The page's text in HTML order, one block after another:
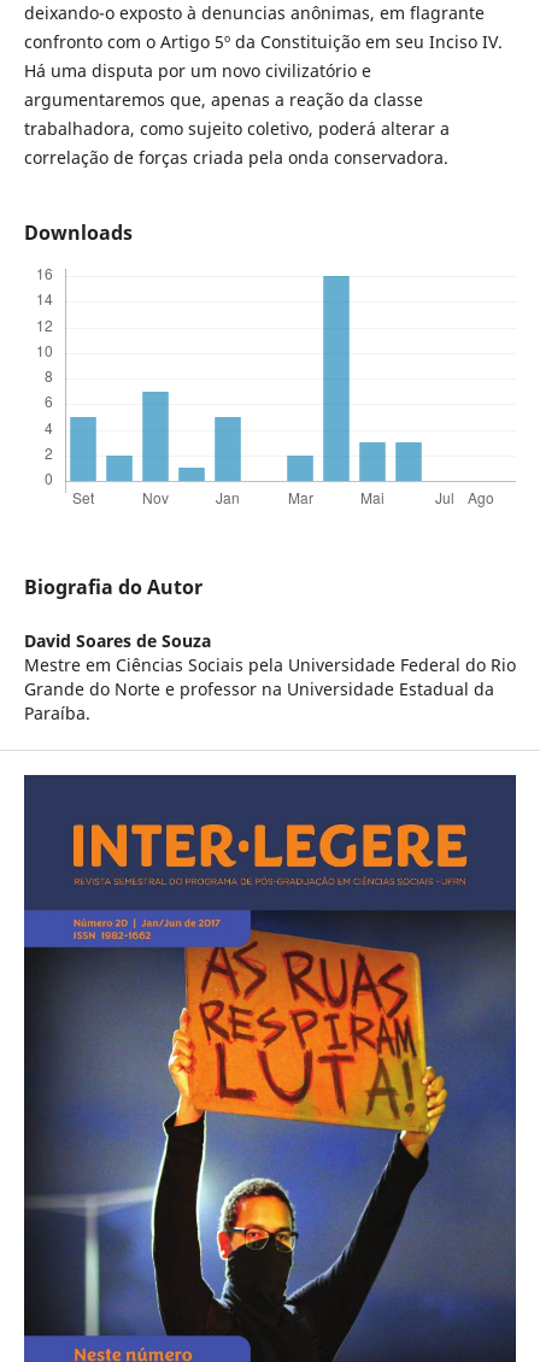
deixando-o exposto à denuncias anônimas, em flagrante
confronto com o Artigo 5º da Constituição em seu Inciso IV.
Há uma disputa por um novo civilizatório e
argumentaremos que, apenas a reação da classe
trabalhadora, como sujeito coletivo, poderá alterar a
correlação de forças criada pela onda conservadora.
Downloads
Biografia do Autor
David Soares de Souza
Mestre em Ciências Sociais pela Universidade Federal do Rio
Grande do Norte e professor na Universidade Estadual da
Paraíba.